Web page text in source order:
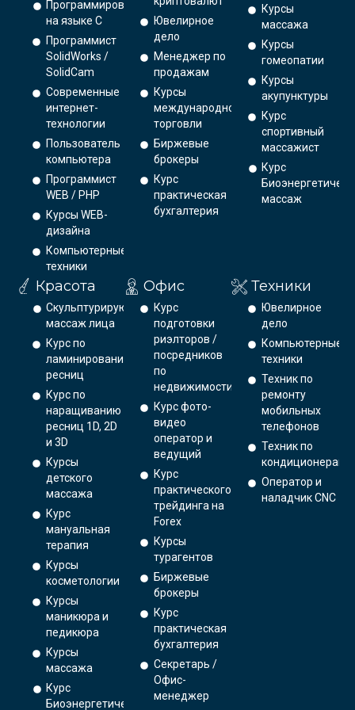
Программирование
на языке С
Программист
SolidWorks /
SolidCam
Современные
интернет-
технологии
Пользователь
компьютера
Программист
WEB / PHP
Курсы WEB-
дизайна
Компьютерные
техники
Ювелирное
дело
Менеджер по
продажам
Курсы
международной
торговли
Биржевые
брокеры
Курс
практическая
бухгалтерия
Курсы
массажа
Курсы
гомеопатии
Курсы
акупунктуры
Курс
спортивный
массажист
Курс
массаж
Красота
Скульптурирующий
массаж лица
Курс по
ламинированию
ресниц
Курс по
наращиванию
ресниц 1D, 2D
и 3D
Курсы
детского
массажа
Курс
мануальная
терапия
Курсы
косметологии
Курсы
маникюра и
педикюра
Курсы
массажа
Курс
Биоэнергетический
Офис
Курс
подготовки
риэлторов /
посредников
по
недвижимости
Курс фото-
видео
оператор и
ведущий
Курс
практического
трейдинга на
Forex
Курсы
турагентов
Биржевые
брокеры
Курс
практическая
бухгалтерия
Секретарь /
Офис-
менеджер
Техники
Ювелирное
дело
Компьютерные
техники
Техник по
ремонту
мобильных
телефонов
Техник по
кондиционерам
Оператор и
наладчик CNC